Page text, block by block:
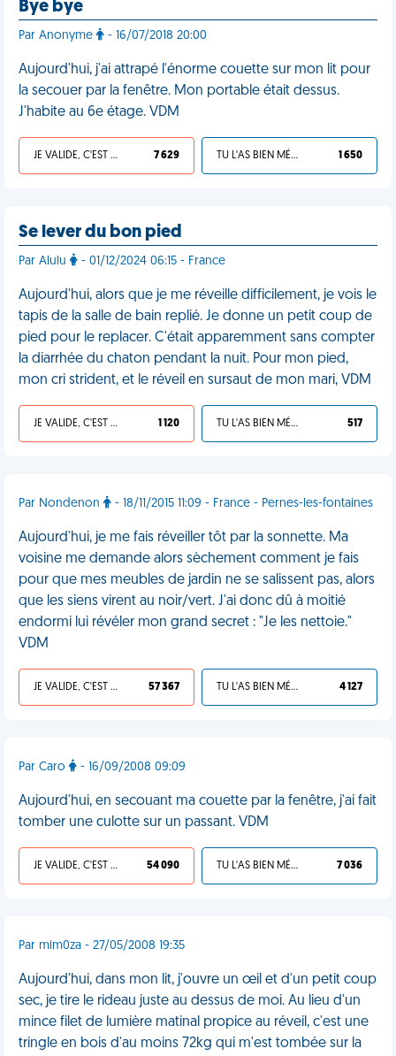
Bye bye
Par Anonyme - 16/07/2018 20:00
Aujourd'hui, j'ai attrapé l'énorme couette sur mon lit pour
la secouer par la fenêtre. Mon portable était dessus.
J'habite au 6e étage. VDM
JE VALIDE, C'EST UNE VDM 7 629 TU L'AS BIEN MÉRITÉ 1 650
Se lever du bon pied
Par Alulu - 01/12/2024 06:15 - France
Aujourd'hui, alors que je me réveille difficilement, je vois le
tapis de la salle de bain replié. Je donne un petit coup de
pied pour le replacer. C'était apparemment sans compter
la diarrhée du chaton pendant la nuit. Pour mon pied,
mon cri strident, et le réveil en sursaut de mon mari, VDM
JE VALIDE, C'EST UNE VDM 1 120 TU L'AS BIEN MÉRITÉ 517
Par Nondenon - 18/11/2015 11:09 - France - Pernes-les-fontaines
Aujourd'hui, je me fais réveiller tôt par la sonnette. Ma
voisine me demande alors sèchement comment je fais
pour que mes meubles de jardin ne se salissent pas, alors
que les siens virent au noir/vert. J'ai donc dû à moitié
endormi lui révéler mon grand secret : "Je les nettoie."
VDM
JE VALIDE, C'EST UNE VDM 57 367 TU L'AS BIEN MÉRITÉ 4 127
Par Caro - 16/09/2008 09:09
Aujourd'hui, en secouant ma couette par la fenêtre, j'ai fait
tomber une culotte sur un passant. VDM
JE VALIDE, C'EST UNE VDM 54 090 TU L'AS BIEN MÉRITÉ 7 036
Par mim0za - 27/05/2008 19:35
Aujourd'hui, dans mon lit, j'ouvre un œil et d'un petit coup
sec, je tire le rideau juste au dessus de moi. Au lieu d'un
mince filet de lumière matinal propice au réveil, c'est une
tringle en bois d'au moins 72kg qui m'est tombée sur la